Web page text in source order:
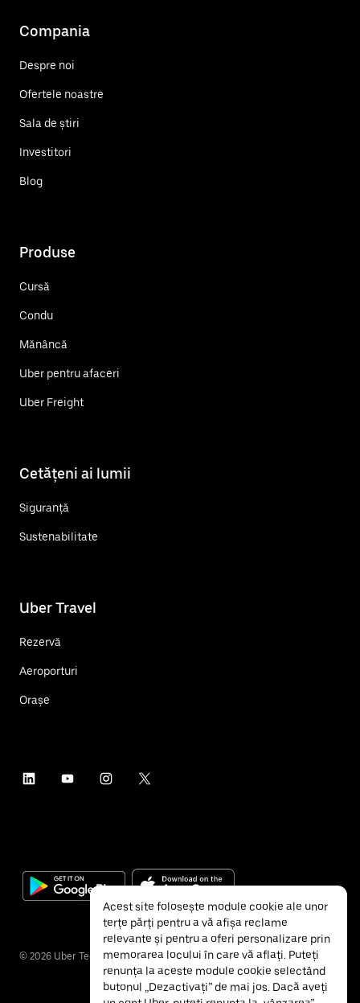
Compania
Despre noi
Ofertele noastre
Sala de știri
Investitori
Blog
Produse
Cursă
Condu
Mănâncă
Uber pentru afaceri
Uber Freight
Cetățeni ai lumii
Siguranță
Sustenabilitate
Uber Travel
Rezervă
Aeroporturi
Orașe
© 2026 Uber Technologies Inc.
Acest site folosește module cookie ale unor
terțe părți pentru a vă afișa reclame
relevante și pentru a oferi personalizare prin
memorarea locului în care vă aflați. Puteți
renunța la aceste module cookie selectând
butonul „Dezactivați” de mai jos. Dacă aveți